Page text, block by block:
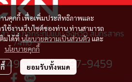
านคุกกี้ เพื่อเพิ่มประสิทธิภาพและ
ช้งานเว็บไซต์ของท่าน ท่านสามารถ
ติมได้ที่นโยบายความเป็นส่วนตัวและ
นโยบายคุกกี้
ยอมรับทั้งหมด
า อำเภอกระทุ่มแบน จังหวัด สมุทรสาคร
74110
หรือ095-297-9459